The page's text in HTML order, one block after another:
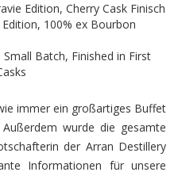
Edition, Cherry Cask Finisch
100% ex Bourbon
Batch, Finished in First
immer ein großartiges Buffet
wurde die gesamte
der Arran Destillery
Informationen für unsere